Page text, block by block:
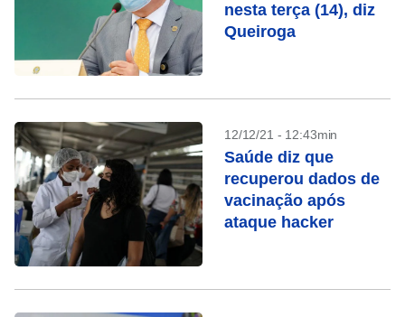
nesta terça (14), diz
Queiroga
12/12/21 - 12:43min
Saúde diz que
recuperou dados de
vacinação após
ataque hacker